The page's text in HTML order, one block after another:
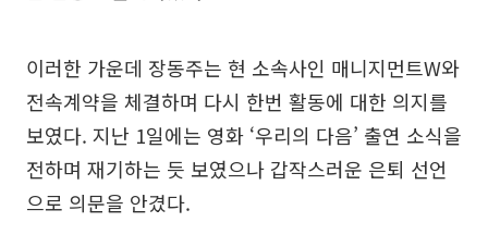
이러한 가운데 장동주는 현 소속사인 매니지먼트W와
전속계약을 체결하며 다시 한번 활동에 대한 의지를
보였다. 지난 1일에는 영화 ‘우리의 다음’ 출연 소식을
전하며 재기하는 듯 보였으나 갑작스러운 은퇴 선언
으로 의문을 안겼다.